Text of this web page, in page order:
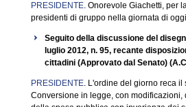
PRESIDENTE. Onorevole Giachetti, per
presidenti di gruppo nella giornata di
Seguito della discussione del
luglio 2012, n. 95, recante
cittadini (Approvato dal Senato)
PRESIDENTE. L'ordine del giorno reca
Conversione in legge, con